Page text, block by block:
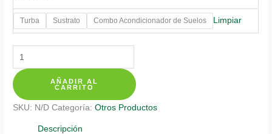
desde
$ 8.700
Turba Sustrato Combo Acondicionador de Suelos Limpiar
Sustratos
Para
Clavel
Jaspiado
Blanco
cantidad
AÑADIR AL
CARRITO
SKU: N/D Categoría:Otros Productos
Descripción